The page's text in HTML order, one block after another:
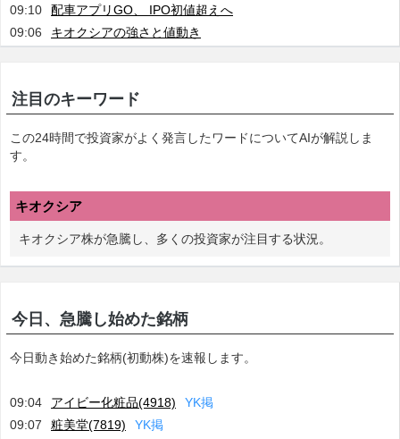
09:10
配車アプリGO、 IPO初値超えへ
09:06
キオクシアの強さと値動き
注目のキーワード
この24時間で投資家がよく発言したワードについてAIが解説しま
す。
キオクシア
キオクシア株が急騰し、多くの投資家が注目する状況。
今日、急騰し始めた銘柄
今日動き始めた銘柄(初動株)を速報します。
09:04 アイビー化粧品(4918) YK掲
09:07
粧美堂(7819) YK掲